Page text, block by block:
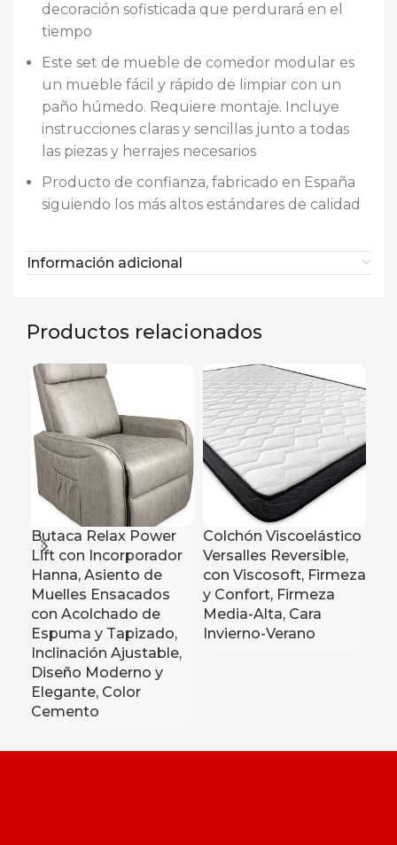
decoración sofisticada que perdurará en el
tiempo
Este set de mueble de comedor modular es
un mueble fácil y rápido de limpiar con un
paño húmedo. Requiere montaje. Incluye
instrucciones claras y sencillas junto a todas
las piezas y herrajes necesarios
Producto de confianza, fabricado en España
siguiendo los más altos estándares de calidad
Información adicional
Productos relacionados
Butaca Relax Power
Lift con Incorporador
Hanna, Asiento de
Muelles Ensacados
con Acolchado de
Espuma y Tapizado,
Inclinación Ajustable,
Diseño Moderno y
Elegante, Color
Cemento
Colchón Viscoelástico
Versalles Reversible,
con Viscosoft, Firmeza
y Confort, Firmeza
Media-Alta, Cara
Invierno-Verano